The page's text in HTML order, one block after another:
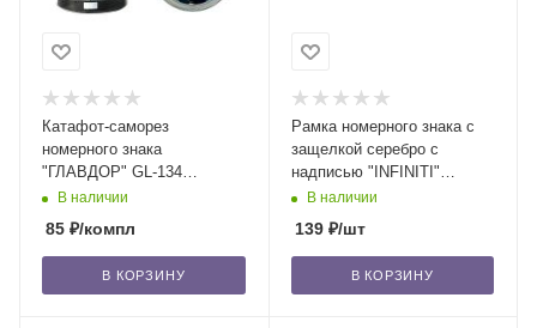
Катафот-саморез
номерного знака
"ГЛАВДОР" GL-134
отражающий, белый (4 шт.)
В наличии
85 ₽/компл
В КОРЗИНУ
Рамка номерного знака с
защелкой серебро с
надписью "INFINITI"
рельеф (г. Новосибирск) /30
В наличии
139₽/шт
В КОРЗИНУ